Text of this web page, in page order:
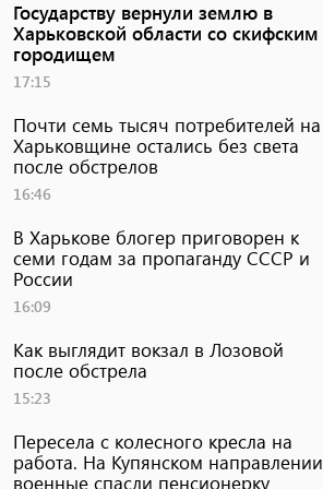
Государству вернули землю в
Харьковской области со скифским
городищем
17:15
Почти семь тысяч потребителей на
Харьковщине остались без света
после обстрелов
16:46
В Харькове блогер приговорен к
семи годам за пропаганду СССР и
России
16:09
Как выглядит вокзал в Лозовой
после обстрела
15:23
Пересела с колесного кресла на
работа. На Купянском направлении
военные спасли пенсионерку